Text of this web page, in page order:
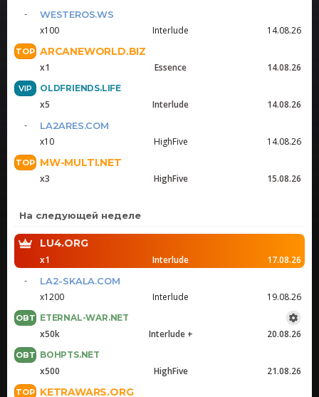
WESTEROS.WS
x100 Interlude 14.08.26
ARCANEWORLD.BIZ
x1 Essence 14.08.26
OLDFRIENDS.LIFE
x5 Interlude 14.08.26
LA2ARES.COM
x10 HighFive 14.08.26
MW-MULTI.NET
x3 HighFive 15.08.26
На следующей неделе
LU4.ORG
x1 Interlude 17.08.26
LA2-SKALA.COM
x1200 Interlude 19.08.26
ETERNAL-WAR.NET
x50k Interlude + 20.08.26
BOHPTS.NET
x500 HighFive 21.08.26
KETRAWARS.ORG